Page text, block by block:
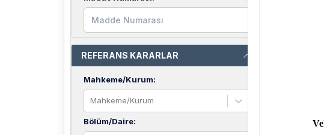
REFERANS KARARLAR
Mahkeme/Kurum:
Mahkeme/Kurum
Bölüm/Daire: